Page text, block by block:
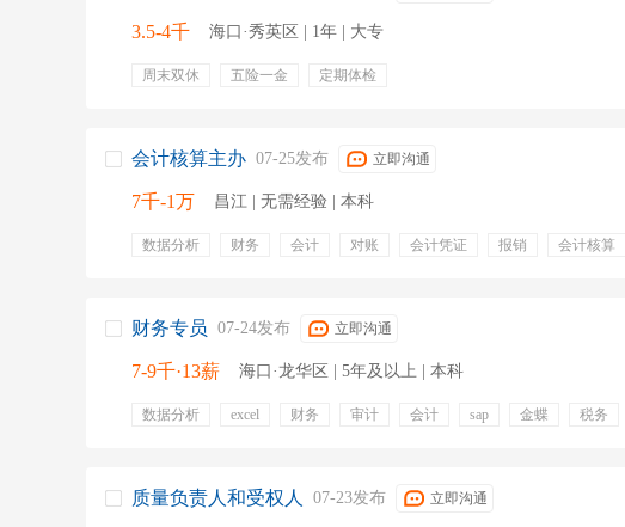
3.5-4千 海口·秀英区 | 1年 | 大专
周末双休 五险一金 定期体检
会计核算主办 07-25发布 立即沟通
7千-1万 昌江 | 无需经验 | 本科
数据分析 财务 会计 对账 会计凭证 报销 会计核算
财务专员 07-24发布 立即沟通
7-9千·13薪 海口·龙华区 | 5年及以上 | 本科
数据分析 excel 财务 审计 会计 sap 金蝶 税务
质量负责人和受权人 07-23发布 立即沟通